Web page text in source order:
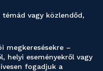
vagy közlendőd,
megkeresésekre –
helyi eseményekről vagy
fogadjuk a